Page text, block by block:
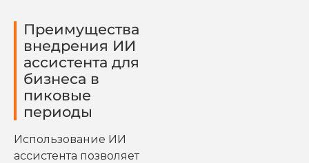
Преимущества
внедрения ИИ
ассистента для
бизнеса в
пиковые
периоды
Использование ИИ
ассистента позволяет